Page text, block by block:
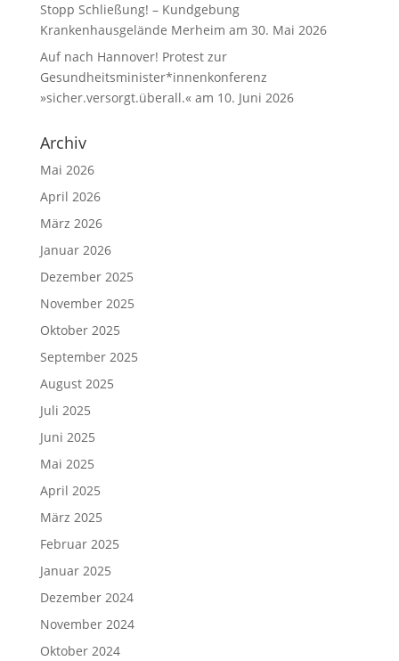
Stopp Schließung! – Kundgebung
Krankenhausgelände Merheim am 30. Mai 2026
Auf nach Hannover! Protest zur
Gesundheitsminister*innenkonferenz
»sicher.versorgt.überall.« am 10. Juni 2026
Archiv
Mai 2026
April 2026
März 2026
Januar 2026
Dezember 2025
November 2025
Oktober 2025
September 2025
August 2025
Juli 2025
Juni 2025
Mai 2025
April 2025
März 2025
Februar 2025
Januar 2025
Dezember 2024
November 2024
Oktober 2024